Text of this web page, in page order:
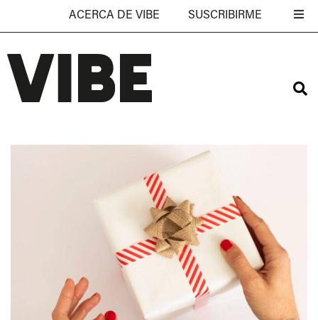
ACERCA DE VIBE SUSCRIBIRME